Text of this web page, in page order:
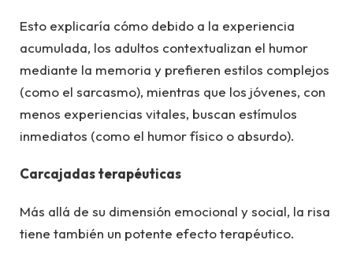
Esto explicaría cómo debido a la experiencia
acumulada, los adultos contextualizan el humor
mediante la memoria y prefieren estilos complejos
(como el sarcasmo), mientras que los jóvenes, con
menos experiencias vitales, buscan estímulos
inmediatos (como el humor físico o absurdo).
Carcajadas terapéuticas
Más allá de su dimensión emocional y social, la risa
tiene también un potente efecto terapéutico.